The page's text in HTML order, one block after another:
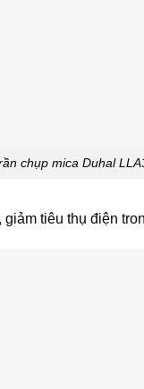
chụp mica Duhal
tiêu thụ điện